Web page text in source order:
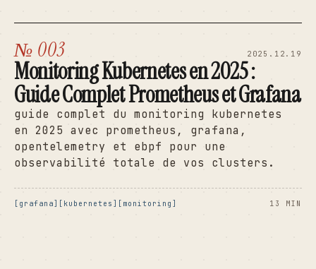
№ 003 2025.12.19
Monitoring Kubernetes en 2025 :
Guide Complet Prometheus et Grafana
guide complet du monitoring kubernetes
en 2025 avec prometheus, grafana,
opentelemetry et ebpf pour une
observabilité totale de vos clusters.
grafana kubernetes monitoring 13 MIN